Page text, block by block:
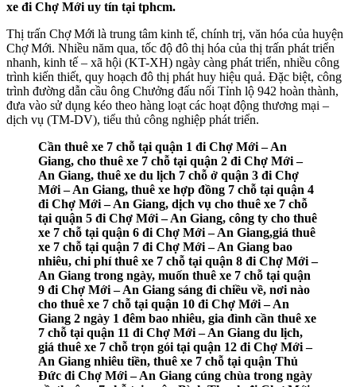
xe đi Chợ Mới uy tín tại tphcm.
Thị trấn Chợ Mới là trung tâm kinh tế, chính trị, văn hóa của huyện
Chợ Mới. Nhiều năm qua, tốc độ đô thị hóa của thị trấn phát triển
nhanh, kinh tế – xã hội (KT-XH) ngày càng phát triển, nhiều công
trình kiến thiết, quy hoạch đô thị phát huy hiệu quả. Đặc biệt, công
trình đường dẫn cầu ông Chưởng đấu nối Tỉnh lộ 942 hoàn thành,
đưa vào sử dụng kéo theo hàng loạt các hoạt động thương mại –
dịch vụ (TM-DV), tiểu thủ công nghiệp phát triển.
Cần thuê xe 7 chỗ tại quận 1 đi Chợ Mới – An
Giang, cho thuê xe 7 chỗ tại quận 2 đi Chợ Mới –
An Giang, thuê xe du lịch 7 chỗ ở quận 3 đi Chợ
Mới – An Giang, thuê xe hợp đồng 7 chỗ tại quận 4
đi Chợ Mới – An Giang, dịch vụ cho thuê xe 7 chỗ
tại quận 5 đi Chợ Mới – An Giang, công ty cho thuê
xe 7 chỗ tại quận 6 đi Chợ Mới – An Giang,giá thuê
xe 7 chỗ tại quận 7 đi Chợ Mới – An Giang bao
nhiêu, chi phí thuê xe 7 chỗ tại quận 8 đi Chợ Mới –
An Giang trong ngày, muốn thuê xe 7 chỗ tại quận
9 đi Chợ Mới – An Giang sáng đi chiều về, nơi nào
cho thuê xe 7 chỗ tại quận 10 đi Chợ Mới – An
Giang 2 ngày 1 đêm bao nhiêu, gia đình cần thuê xe
7 chỗ tại quận 11 đi Chợ Mới – An Giang du lịch,
giá thuê xe 7 chỗ trọn gói tại quận 12 đi Chợ Mới –
An Giang nhiêu tiền, thuê xe 7 chỗ tại quận Thủ
Đức đi Chợ Mới – An Giang cúng chùa trong ngày